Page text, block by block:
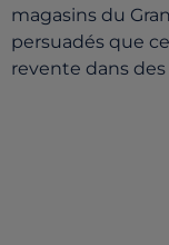
magasins du
persuadés que
revente dans